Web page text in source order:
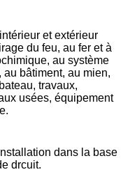
et extérieur
du feu, au fer et à
au système
bâtiment, au mien,
travaux,
usées, équipement
dans la base
drcuit.